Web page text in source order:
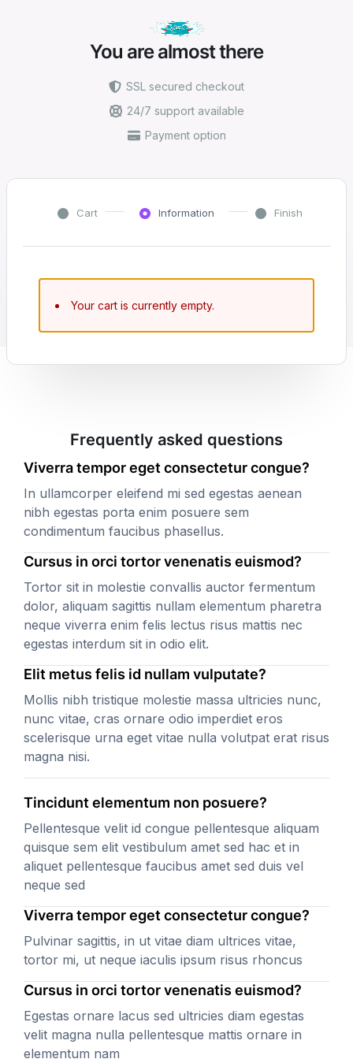
You are almost there
SSL secured checkout
24/7 support available
Payment option
Cart Information Finish
Your cart is currently empty.
Frequently asked questions
Viverra tempor eget consectetur congue?
In ullamcorper eleifend mi sed egestas aenean
nibh egestas porta enim posuere sem
condimentum faucibus phasellus.
Cursus in orci tortor venenatis euismod?
Tortor sit in molestie convallis auctor fermentum
dolor, aliquam sagittis nullam elementum pharetra
neque viverra enim felis lectus risus mattis nec
egestas interdum sit in odio elit.
Elit metus felis id nullam vulputate?
Mollis nibh tristique molestie massa ultricies nunc,
nunc vitae, cras ornare odio imperdiet eros
scelerisque urna eget vitae nulla volutpat erat risus
magna nisi.
Tincidunt elementum non posuere?
Pellentesque velit id congue pellentesque aliquam
quisque sem elit vestibulum amet sed hac et in
aliquet pellentesque faucibus amet sed duis vel
neque sed
Viverra tempor eget consectetur congue?
Pulvinar sagittis, in ut vitae diam ultrices vitae,
tortor mi, ut neque iaculis ipsum risus rhoncus
Cursus in orci tortor venenatis euismod?
Egestas ornare lacus sed ultricies diam egestas
velit magna nulla pellentesque mattis ornare in
elementum nam